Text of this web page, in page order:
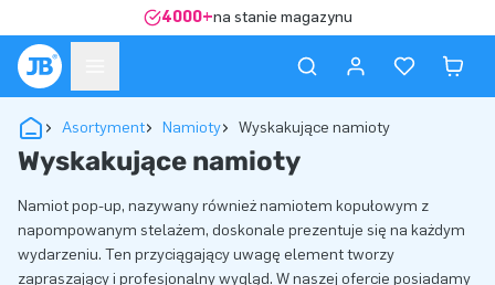
4000+na stanie magazynu
Asortyment Namioty Wyskakujące namioty
Wyskakujące namioty
Namiot pop-up, nazywany również namiotem kopułowym z
napompowanym stelażem, doskonale prezentuje się na każdym
wydarzeniu. Ten przyciągający uwagę element tworzy
zapraszający i profesjonalny wygląd. W naszej ofercie posiadamy